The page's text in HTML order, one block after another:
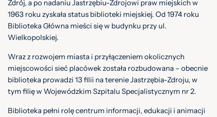
Zdrój, a po nadaniu Jastrzębiu-Zdrojowi praw miejskich w
1963 roku zyskała status biblioteki miejskiej. Od 1974 roku
Biblioteka Główna mieści się w budynku przy ul.
Wielkopolskiej.
Wraz z rozwojem miasta i przyłączeniem okolicznych
miejscowości sieć placówek została rozbudowana – obecnie
biblioteka prowadzi 13 filii na terenie Jastrzębia-Zdroju, w
tym filię w Wojewódzkim Szpitalu Specjalistycznym nr 2.
Biblioteka pełni rolę centrum informacji, edukacji i animacji